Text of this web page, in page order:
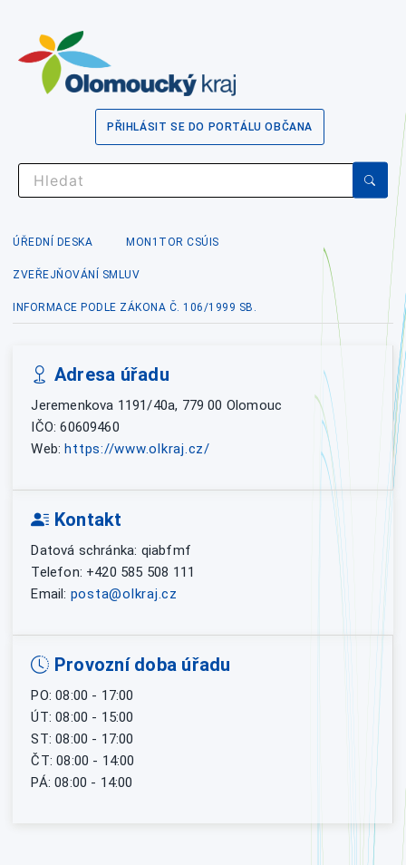
PŘIHLÁSIT SE DO PORTÁLU OBČANA
ÚŘEDNÍ DESKA MON1TOR CSÚIS
ZVEŘEJŇOVÁNÍ SMLUV
INFORMACE PODLE ZÁKONA Č. 106/1999 SB.
Adresa úřadu
Jeremenkova 1191/40a, 779 00 Olomouc
IČO: 60609460
Web: https://www.olkraj.cz/
Kontakt
Datová schránka: qiabfmf
Telefon: +420 585 508 111
Email: posta@olkraj.cz
Provozní doba úřadu
PO: 08:00 - 17:00
ÚT: 08:00 - 15:00
ST: 08:00 - 17:00
ČT: 08:00 - 14:00
PÁ: 08:00 - 14:00